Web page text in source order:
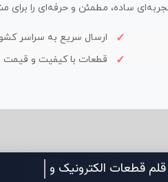
ساده، مطمئن و حرفه‌ای را برای
ارسال سریع به سراسر
قطعات با کیفیت و